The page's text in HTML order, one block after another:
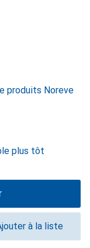
produits Noreve
plus tôt
à la liste